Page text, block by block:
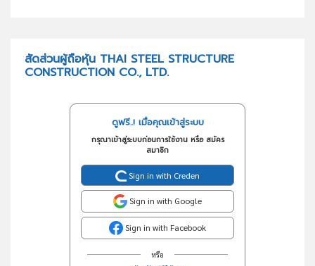
สัดส่วนผู้ถือหุ้น THAI STEEL STRUCTURE
CONSTRUCTION CO., LTD.
ดูฟรี..! เมื่อคุณเข้าสู่ระบบ
กรุณาเข้าสู่ระบบก่อนการใช้งาน หรือ สมัคร
สมาชิก
Sign in with Creden
Sign in with Google
Sign in with Facebook
หรือ